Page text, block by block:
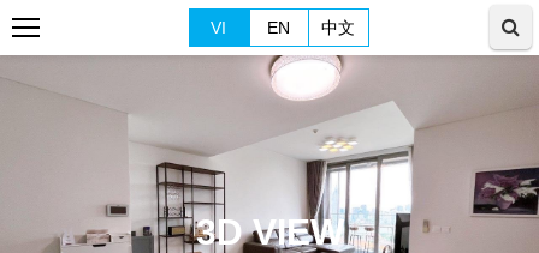
VI EN 中文
3D VIEW